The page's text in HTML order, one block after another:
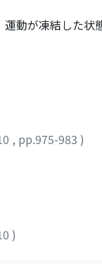
動が凍結した状
溢れていること
急激に下げる、
上、相転移的な
である。ガラ
転移は純粋に動
世界の交通渋滞
, pp.975-983 )
)